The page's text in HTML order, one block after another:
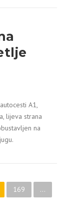
A1,
lijeva strana
na
169
…